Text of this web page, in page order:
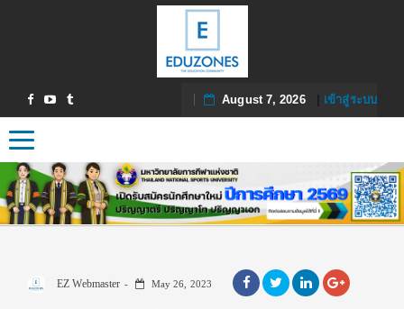
August 7, 2026| เข้าสู่ระบบ
Toggle navigation
EZ Webmaster May 26, 2023